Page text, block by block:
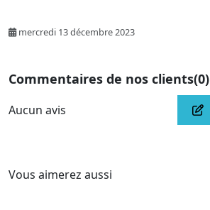
mercredi 13 décembre 2023
Commentaires de nos clients(0)
Aucun avis
Vous aimerez aussi